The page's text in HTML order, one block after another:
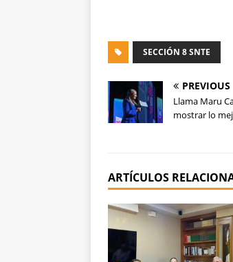
SECCIÓN 8 SNTE
PREVIOUS
Llama Maru
mostrar lo
ARTÍCULOS